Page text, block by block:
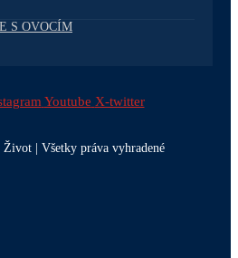
S OVOCÍM
Youtube X-twitter
Život | Všetky práva vyhradené